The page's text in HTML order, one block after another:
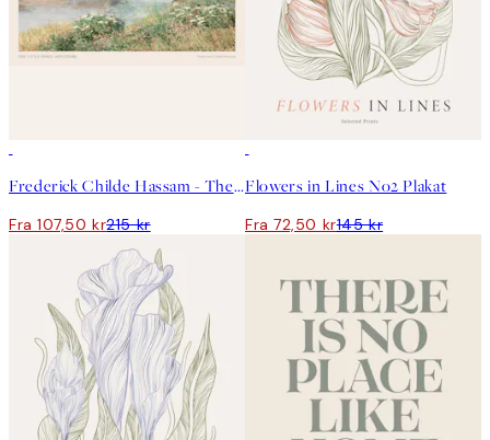
Frederick Childe Hassam - The Little Pond, Appledore Plakat
Fra 107,50 kr215 kr
Flowers in Lines No2 Plakat
Fra 72,50 kr145 kr